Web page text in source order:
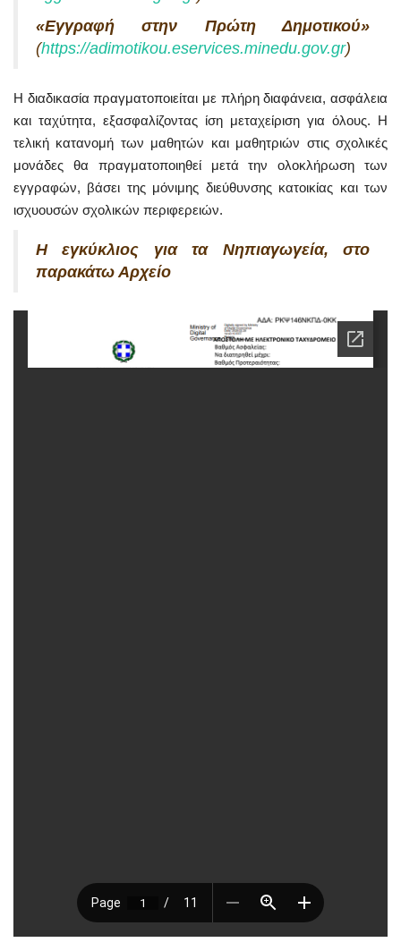
«Εγγραφή στην Πρώτη Δημοτικού»
(https://adimotikou.eservices.minedu.gov.gr)
Η διαδικασία πραγματοποιείται με πλήρη διαφάνεια, ασφάλεια
και ταχύτητα, εξασφαλίζοντας ίση μεταχείριση για όλους. Η
τελική κατανομή των μαθητών και μαθητριών στις σχολικές
μονάδες θα πραγματοποιηθεί μετά την ολοκλήρωση των
εγγραφών, βάσει της μόνιμης διεύθυνσης κατοικίας και των
ισχυουσών σχολικών περιφερειών.
Η εγκύκλιος για τα Νηπιαγωγεία, στο
παρακάτω Αρχείο